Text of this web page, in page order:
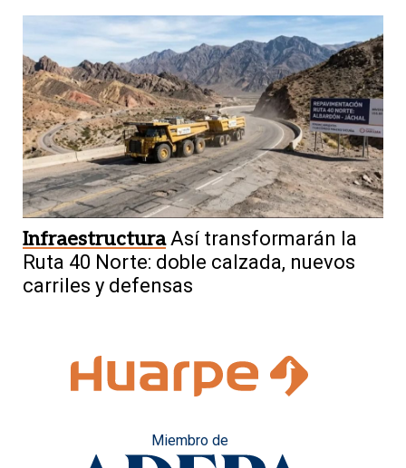
Infraestructura Así transformarán la
Ruta 40 Norte: doble calzada, nuevos
carriles y defensas
Miembro de